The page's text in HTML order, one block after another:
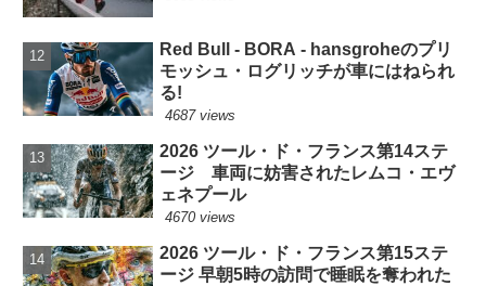
Red Bull - BORA - hansgroheのプリ
モッシュ・ログリッチが車にはねられ
る!
4687 views
2026 ツール・ド・フランス第14ステ
ージ 車両に妨害されたレムコ・エヴ
ェネプール
4670 views
2026 ツール・ド・フランス第15ステ
ージ 早朝5時の訪問で睡眠を奪われた